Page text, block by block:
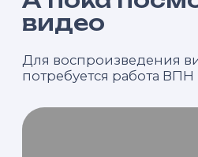
активов: ЛИЧНЫЕ ФОНДЫ 2025